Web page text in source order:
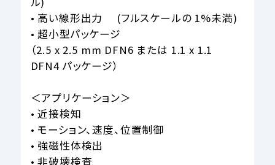
• 高い線形出力 (フルスケールの 1%未満)
• 超小型パッケージ
（2.5 x 2.5 mm DFN6 または 1.1 x 1.1
DFN4 パッケージ）
＜アプリケーション＞
• 近接検知
• モーション、速度、位置制御
• 強磁性体検出
• 非破壊検査